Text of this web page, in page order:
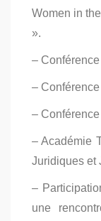
Women in
».
– Conférence
–
–
– Académie
Juridiques et
–
une